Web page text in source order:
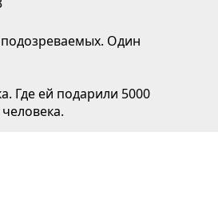
Один
Где ей подарили 5000